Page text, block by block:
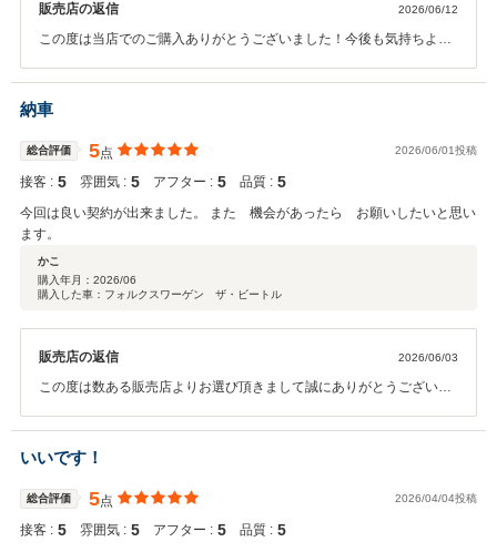
販売店の返信 2026/06/12
この度は当店でのご購入ありがとうございました！今後も気持ちよく
続き長いお付き合いをよろしくお願い致します。
納車
総合評価 5点 2026/06/01投稿
接客 : 5 雰囲気 : 5 アフター : 5 品質 : 5
今回は良い契約が出来ました。 また 機会があったら お願いしたいと思い
ます。
かこ
購入年月： 2026/06
購入した車：フォルクスワーゲン ザ・ビートル
販売店の返信 2026/06/03
この度は数ある販売店よりお選び頂きまして誠にありがとうございま
も宜しくお願い致します。
いいです！
総合評価 5点 2026/04/04投稿
接客 : 5 雰囲気 : 5 アフター : 5 品質 : 5